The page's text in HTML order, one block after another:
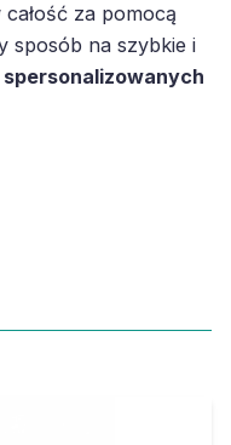
za pomocą
sposób na szybkie i
spersonalizowanych